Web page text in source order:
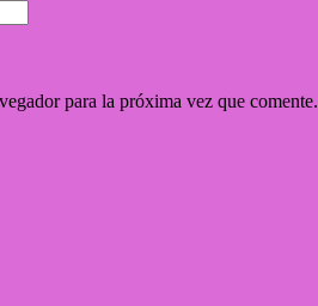
para la próxima vez que comente.